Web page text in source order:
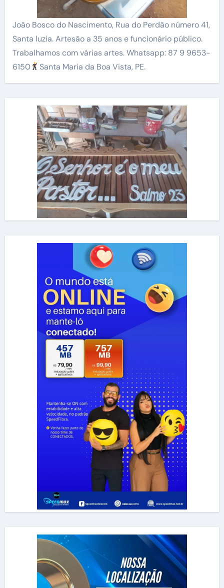
João Bosco do Nascimento, Rua do Perdão número 41,
Santa luzia. Artesão a 35 anos e funcionário público.
Trabalhamos com várias artes. Whatsapp: 87 9 9653-
6150
Santa Maria da Boa Vista, PE.